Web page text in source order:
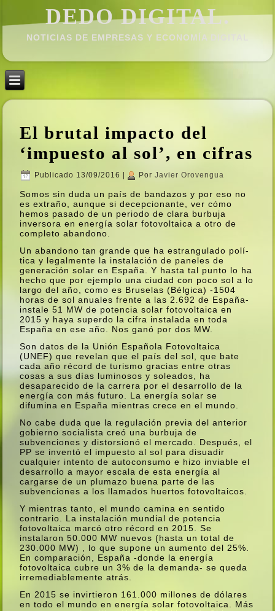
DEDO DIGITAL.
NOTICIAS DE EMPRESAS Y ECONOMÍ­A DIGITAL
El brutal impacto del
‘impuesto al sol’, en cifras
Publicado 13/09/2016 Por Javier Orovengua
Somos sin duda un paí­s de bandazos y por eso no
es extraño, aunque si decepcionante, ver cómo
hemos pasado de un periodo de clara burbuja
inversora en energí­a solar fotovoltaica a otro de
completo abandono.
Un abandono tan grande que ha estrangulado polí­
tica y legalmente la instalación de paneles de
generación solar en España. Y hasta tal punto lo ha
hecho que por ejemplo una ciudad con poco sol a lo
largo del año, como es Bruselas (Bélgica) -1504
horas de sol anuales frente a las 2.692 de España-
instale 51 MW de potencia solar fotovoltaica en
2015 y haya superdo la cifra instalada en toda
España en ese año. Nos ganó por dos MW.
Son datos de la Unión Española Fotovoltaica
(UNEF) que revelan que el paí­s del sol, que bate
cada año récord de turismo gracias entre otras
cosas a sus dí­as luminosos y soleados, ha
desaparecido de la carrera por el desarrollo de la
energí­a con más futuro. La energí­a solar se
difumina en España mientras crece en el mundo.
No cabe duda que la regulación previa del anterior
gobierno socialista creó una burbuja de
subvenciones y distorsionó el mercado. Después, el
PP se inventó el impuesto al sol para disuadir
cualquier intento de autoconsumo e hizo inviable el
desarrollo a mayor escala de esta energí­a al
cargarse de un plumazo buena parte de las
subvenciones a los llamados huertos fotovoltaicos.
Y mientras tanto, el mundo camina en sentido
contrario. La instalación mundial de potencia
fotovoltaica marcó otro récord en 2015. Se
instalaron 50.000 MW nuevos (hasta un total de
230.000 MW) , lo que supone un aumento del 25%.
En comparación, España -donde la energí­a
fotovoltaica cubre un 3% de la demanda- se queda
irremediablemente atrás.
En 2015 se invirtieron 161.000 millones de dólares
en todo el mundo en energí­a solar fotovoltaica. Más